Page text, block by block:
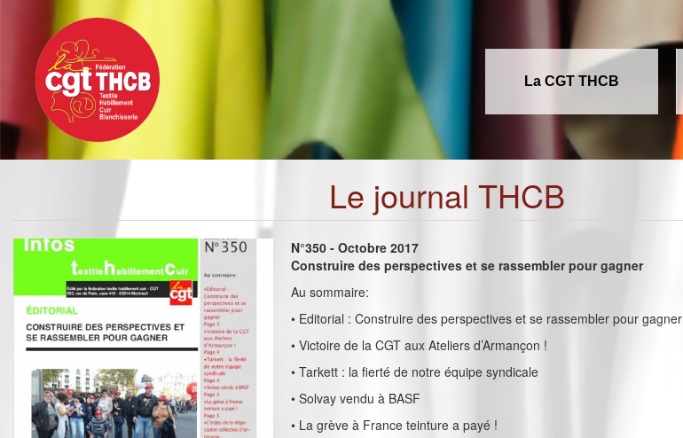
contenu
principal
La CGT THCB
Le journal THCB
N°350 - Octobre 2017
Construire des perspectives et se rassembler pour gagner
Au sommaire:
• Editorial : Construire des perspectives et se rassembler pour gagner
• Victoire de la CGT aux Ateliers d’Armançon !
• Tarkett : la fierté de notre équipe syndicale
• Solvay vendu à BASF
• La grève à France teinture a payé !